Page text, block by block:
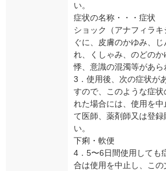
い。
症状の名称・・・症状
ショック（アナフィラ
ぐに、皮膚のかゆみ、
れ、くしゃみ、のどの
悸、意識の混濁等があら
3．使用後、次の症状が
すので、このような症
れた場合には、使用を
て医師、薬剤師又は登
い。
下痢・軟便
4．5〜6日間使用しても
合は使用を中止し、こ